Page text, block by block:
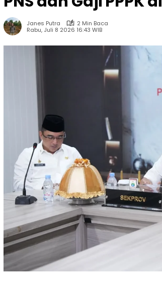
Janes Putra
2 Min Baca
Rabu, Juli 8 2026 16:43 WIB